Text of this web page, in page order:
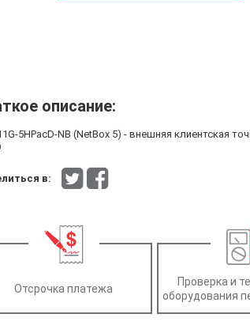
описание:
5HPacD-NB (NetBox 5) - внешняя клиентская
в:
Отсрочка платежа
Проверка и
оборудования